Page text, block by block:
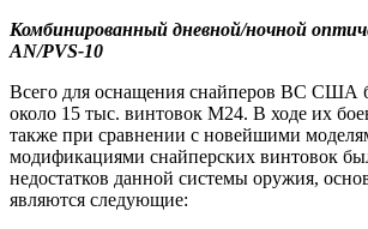
Комбинированный дневной/ночной
AN/PVS-10
Всего для оснащения снайперов ВС США
около 15 тыс. винтовок М24. В ходе их
также при сравнении с новейшими
модификациями снайперских винтовок
недостатков данной системы оружия,
являются следующие: